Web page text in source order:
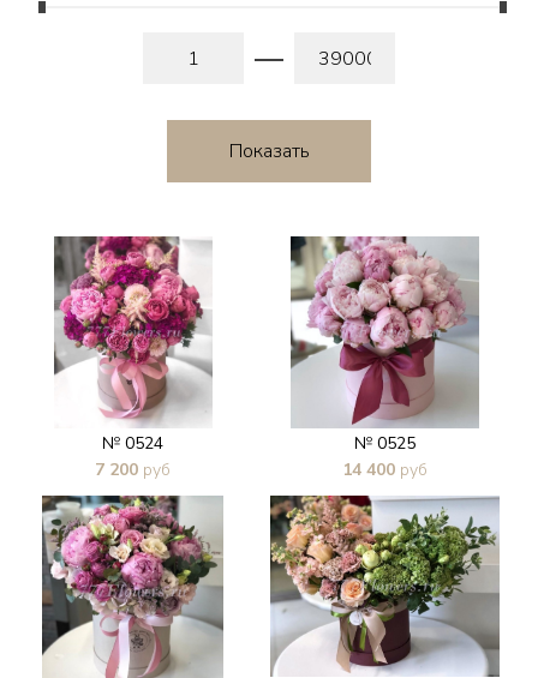
№ 0524
7 200 руб
В 1 клик
№ 0525
14 400 руб
В 1 клик